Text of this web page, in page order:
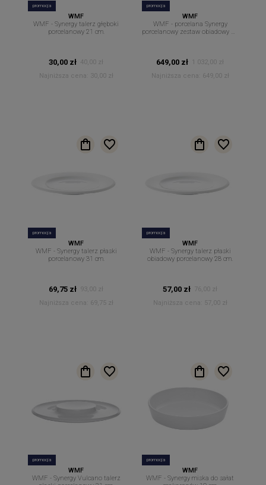
promocja
WMF
WMF - Synergy talerz głęboki
porcelanowy 21 cm.
30,00 zł
40,00 zł
Najniższa cena:
30,00 zł
promocja
WMF
WMF - porcelana Synergy
porcelanowy zestaw obiadowy 18
649,00 zł
1 032,00 zł
Najniższa cena:
649,00 zł
promocja
WMF
WMF - Synergy talerz płaski
porcelanowy 31 cm.
69,75 zł 93,00 zł
Najniższa cena:
69,75 zł
promocja
WMF
WMF - Synergy talerz płaski
obiadowy porcelanowy 28 cm.
57,00 zł
76,00 zł
Najniższa cena:
57,00 zł
promocja
WMF
WMF - Synergy Vulcano talerz
promocja
WMF
WMF - Synergy miska do sałat